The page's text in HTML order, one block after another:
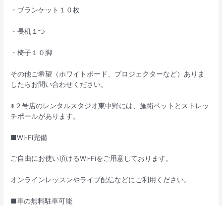
・ブランケット１０枚
・長机１つ
・椅子１０脚
その他ご希望（ホワイトボード、プロジェクターなど）ありま
したらお問い合わせください。
※２号店のレンタルスタジオ東中野には、施術ベットとストレッ
チポールがあります。
■Wi-Fi完備
ご自由にお使い頂けるWi-Fiをご用意しております。
オンラインレッスンやライブ配信などにご利用ください。
■車の無料駐車可能